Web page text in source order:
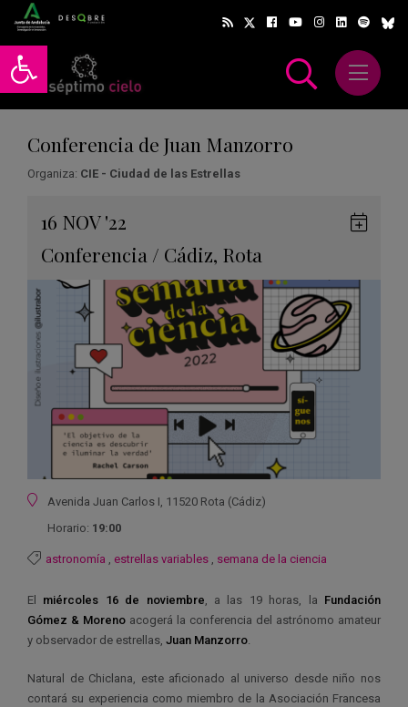
Abrir barra de herramientas
Abrir
Conferencia de Juan Manzorro
Organiza: CIE - Ciudad de las Estrellas
16 NOV'22
Conferencia / Cádiz, Rota
Ubicación
Avenida Juan Carlos I, 11520 Rota (Cádiz)
Horario: 19:00
astronomía estrellas variables semana de la ciencia
El miércoles 16 de noviembre , a las 19 horas, la Fundación
Gómez & Moreno acogerá la conferencia del astrónomo amateur
y observador de estrellas, Juan Manzorro
Natural de Chiclana, este aficionado al universo desde niño nos
contará su experiencia como miembro de la Asociación Francesa